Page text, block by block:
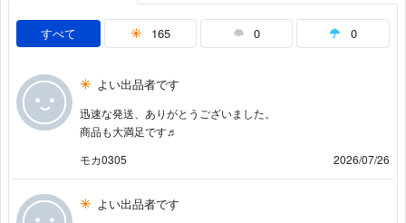
すべて 165 0 0
よい出品者です
迅速な発送、ありがとうございました。
商品も大満足です♬
モカ0305
2026/07/26
よい出品者です